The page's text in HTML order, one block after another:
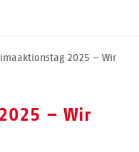
2025 – Wir
– Wir